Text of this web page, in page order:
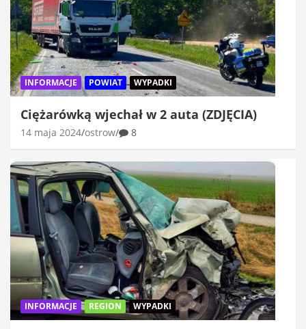
INFORMACJE POWIAT WYPADKI
Ciężarówką wjechał w 2 auta (ZDJĘCIA)
14 maja 2024 ostrow 8
INFORMACJE REGION WYPADKI